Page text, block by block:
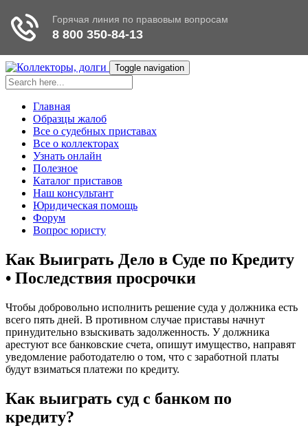
Toggle navigation
Главная
Образцы жалоб
Все о судебных приставах
Все о коллекторах
Узнать онлайн
Полезное
Каталог приставов
Наш консультант
Юридическая помощь
Форум
Вопрос юристу
Как Выиграть Дело в Суде по Кредиту
• Последствия просрочки
Чтобы добровольно исполнить решение суда у должника есть
всего пять дней. В противном случае приставы начнут
принудительно взыскивать задолженность. У должника
арестуют все банковские счета, опишут имущество, направят
уведомление работодателю о том, что с заработной платы
будут взиматься платежи по кредиту.
Как выиграть суд с банком по
кредиту?